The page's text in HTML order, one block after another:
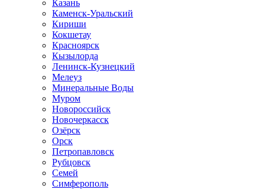
Казань
Каменск-Уральский
Кириши
Кокшетау
Красноярск
Кызылорда
Ленинск-Кузнецкий
Мелеуз
Минеральные Воды
Муром
Новороссийск
Новочеркасск
Озёрск
Орск
Петропавловск
Рубцовск
Семей
Симферополь